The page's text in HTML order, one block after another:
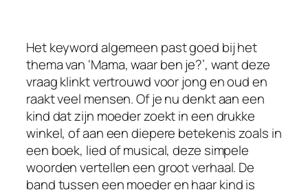
Het keyword algemeen past goed bij het
thema van ‘Mama, waar ben je?’, want deze
vraag klinkt vertrouwd voor jong en oud en
raakt veel mensen. Of je nu denkt aan een
kind dat zijn moeder zoekt in een drukke
winkel, of aan een diepere betekenis zoals in
een boek, lied of musical, deze simpele
woorden vertellen een groot verhaal. De
band tussen een moeder en haar kind is